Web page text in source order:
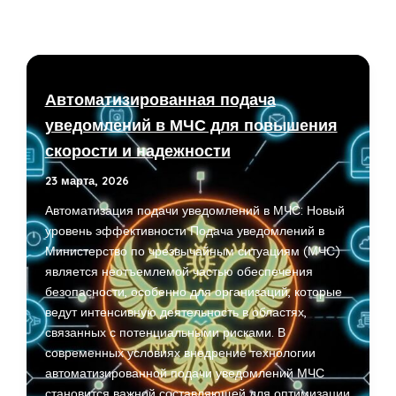
Автоматизированная подача
уведомлений в МЧС для повышения
скорости и надежности
23 марта, 2026
Автоматизация подачи уведомлений в МЧС: Новый
уровень эффективности Подача уведомлений в
Министерство по чрезвычайным ситуациям (МЧС)
является неотъемлемой частью обеспечения
безопасности, особенно для организаций, которые
ведут интенсивную деятельность в областях,
связанных с потенциальными рисками. В
современных условиях внедрение технологии
автоматизированной подачи уведомлений МЧС